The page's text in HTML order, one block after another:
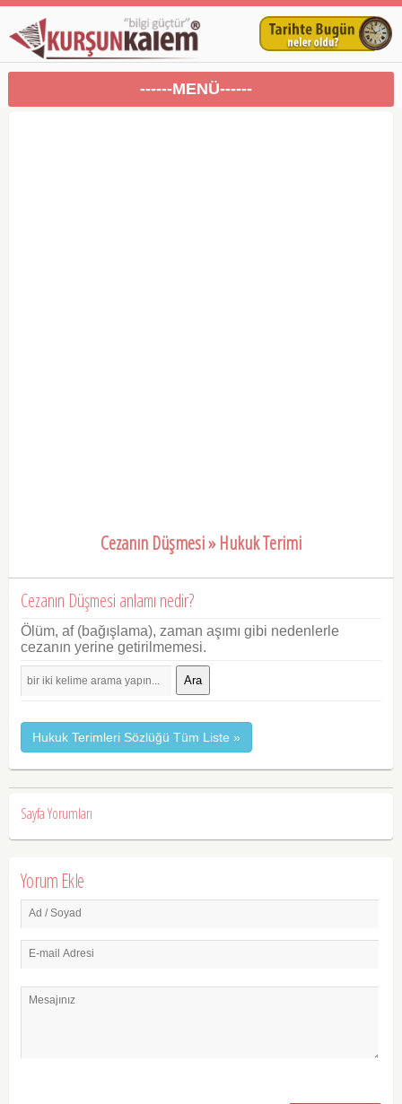
------MENÜ------
Cezanın Düşmesi » Hukuk Terimi
Cezanın Düşmesi anlamı nedir?
Ölüm, af (bağışlama), zaman aşımı gibi nedenlerle
cezanın yerine getirilmemesi.
Ara
Hukuk Terimleri Sözlüğü Tüm Liste »
Sayfa Yorumları
Yorum Ekle
Ad / Soyad
E-mail Adresi
Mesajınız